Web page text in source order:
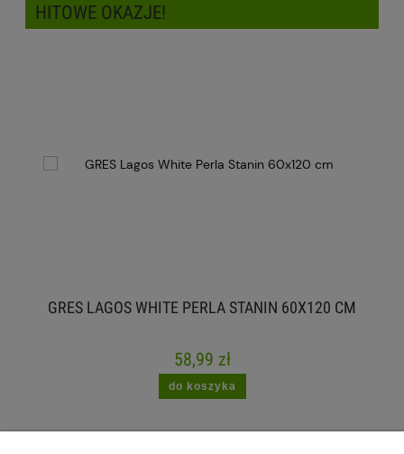
HITOWE OKAZJE!
GRES LAGOS WHITE PERLA STANIN 60X120 CM
58,99 zł
do koszyka